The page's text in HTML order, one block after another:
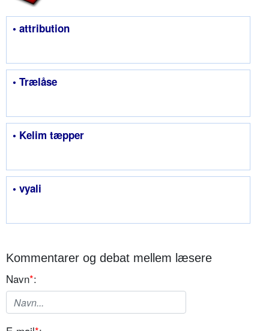
• attribution
• Trælåse
• Kelim tæpper
• vyali
Kommentarer og debat mellem læsere
Navn*: